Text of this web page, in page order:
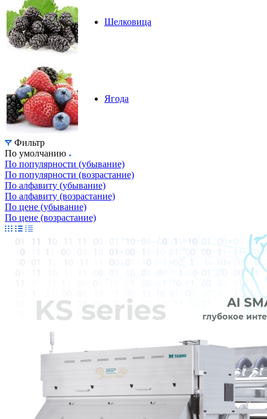
Шелковица
Ягода
Фильтр
По умолчанию
По популярности (убывание)
По популярности (возрастание)
По алфавиту (убывание)
По алфавиту (возрастание)
По цене (убывание)
По цене (возрастание)